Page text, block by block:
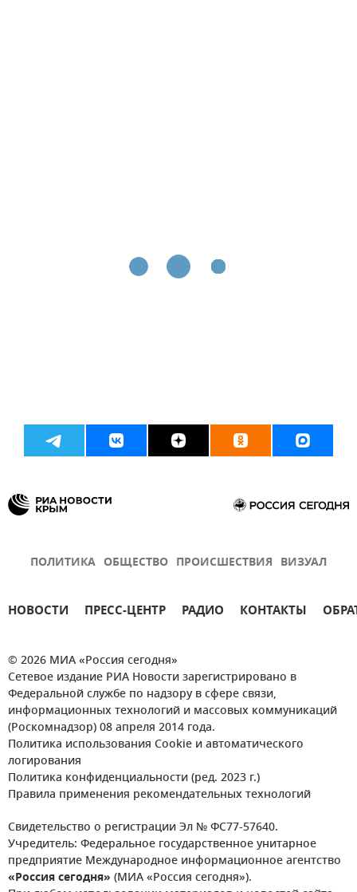
ПОЛИТИКА ОБЩЕСТВО ПРОИСШЕСТВИЯ ВИЗУАЛ
НОВОСТИ ПРЕСС-ЦЕНТР РАДИО КОНТАКТЫ
© 2026 МИА «Россия сегодня»
Сетевое издание РИА Новости зарегистрировано в
Федеральной службе по надзору в сфере связи,
информационных технологий и массовых коммуникаций
(Роскомнадзор) 08 апреля 2014 года.
Политика использования Cookie и автоматического
логирования
Политика конфиденциальности (ред. 2023 г.)
Правила применения рекомендательных технологий
Свидетельство о регистрации Эл № ФС77-57640.
Учредитель: Федеральное государственное унитарное
предприятие Международное информационное агентство
«Россия сегодня» (МИА «Россия сегодня»).